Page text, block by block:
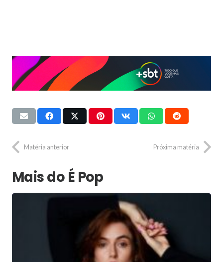
Matéria anterior Próxima matéria
Mais do É Pop